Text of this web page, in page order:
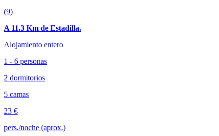
(9)
A 11.3 Km de Estadilla.
Alojamiento entero
1 - 6 personas
2 dormitorios
5 camas
23 €
pers./noche (aprox.)